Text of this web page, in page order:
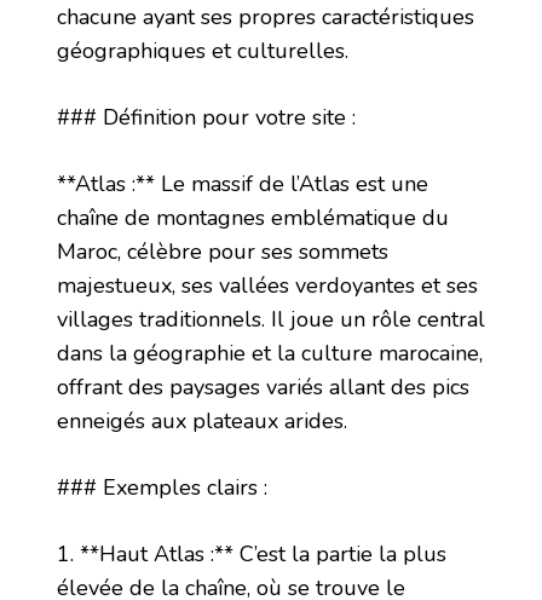
chacune ayant ses propres caractéristiques
géographiques et culturelles.
### Définition pour votre site :
**Atlas :** Le massif de l’Atlas est une
chaîne de montagnes emblématique du
Maroc, célèbre pour ses sommets
majestueux, ses vallées verdoyantes et ses
villages traditionnels. Il joue un rôle central
dans la géographie et la culture marocaine,
offrant des paysages variés allant des pics
enneigés aux plateaux arides.
### Exemples clairs :
1. **Haut Atlas :** C’est la partie la plus
élevée de la chaîne, où se trouve le